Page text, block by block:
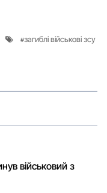
загиблі військові зсу
військовий з